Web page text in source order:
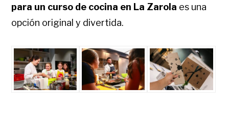
para un curso de cocina en La Zarola es una
opción original y divertida.